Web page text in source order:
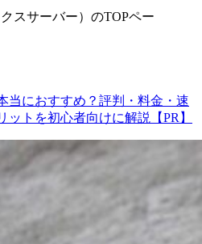
当におすすめ？評判・料金・速
ットを初心者向けに解説【PR】